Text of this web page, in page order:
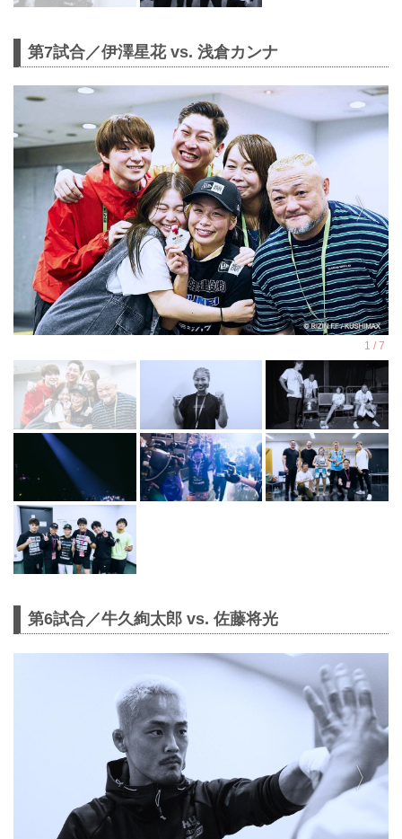
第7試合／伊澤星花 vs. 浅倉カンナ
第6試合／牛久絢太郎 vs. 佐藤将光